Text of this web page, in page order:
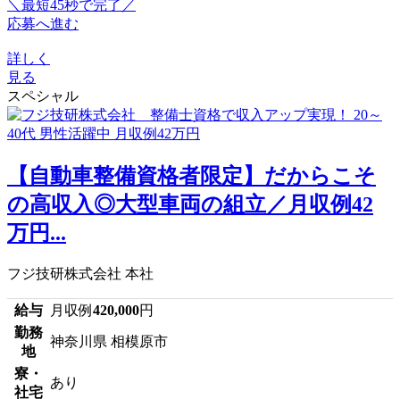
＼最短45秒で完了／
応募へ進む
詳しく
見る
スペシャル
【自動車整備資格者限定】だからこそ
の高収入◎大型車両の組立／月収例42
万円...
フジ技研株式会社 本社
給与 月収例 420,000円
勤務
地
神奈川県 相模原市
寮・
社宅
あり